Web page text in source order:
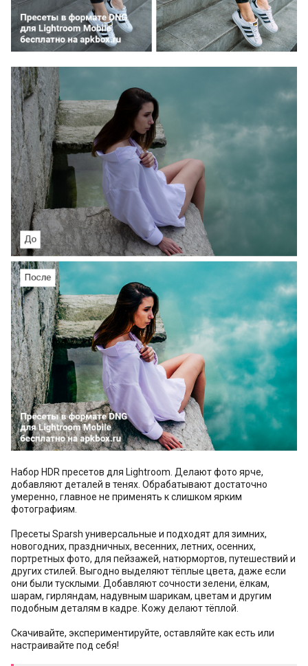
Набор HDR пресетов для Lightroom. Делают фото ярче,
добавляют деталей в тенях. Обрабатывают достаточно
умеренно, главное не применять к слишком ярким
фотографиям.
Пресеты Sparsh универсальные и подходят для зимних,
новогодних, праздничных, весенних, летних, осенних,
портретных фото, для пейзажей, натюрмортов, путешествий и
других стилей. Выгодно выделяют тёплые цвета, даже если
они были тусклыми. Добавляют сочности зелени, ёлкам,
шарам, гирляндам, надувным шарикам, цветам и другим
подобным деталям в кадре. Кожу делают тёплой.
Скачивайте, экспериментируйте, оставляйте как есть или
настраивайте под себя!